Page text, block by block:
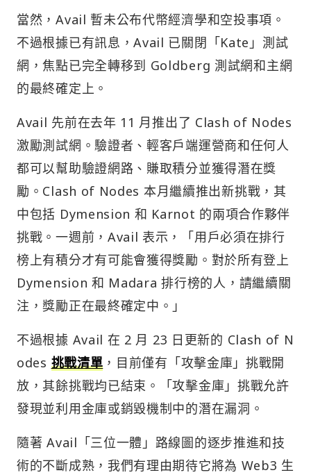
當然，Avail 暫未公布代幣經濟學和空投事項。
不過根據已有訊息，Avail 已關閉「Kate」測試
網，焦點已完全轉移到 Goldberg 測試網和主網
的最終確定上。
Avail 先前在去年 11 月推出了 Clash of Nodes
激勵測試網。驗證者、輕客戶端運營商和任何人
都可以幫助驗證網路、賺取積分並獲得潛在獎
勵。Clash of Nodes 本月繼續推出新挑戰，其
中包括 Dymension 和 Karnot 的兩項合作夥伴
挑戰。一週前，Avail 表示，「用戶必須在排行
榜上有積分才有可能會獲得獎勵。對於所有登上
Dymension 和 Madara 排行榜的人，請繼續關
注，獎勵正在最終確定中。」
不過根據 Avail 在 2 月 23 日更新的 Clash of N
odes 挑戰清單 ，目前僅有「攻擊金庫」挑戰開
放，其餘挑戰均已結束。「攻擊金庫」挑戰允許
發現並利用金庫或銷毀機制中的潛在漏洞。
隨著 Avail「三位一體」路線圖的逐步推進和技
術的不斷成熟，我們有理由期待它將為 Web3 生